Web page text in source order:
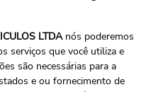
LTDAnós poderemos
serviços que você utiliza e
são necessárias para a
e ou fornecimento de